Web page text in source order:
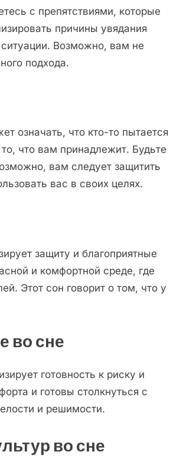
с препятствиями, которые
причины увядания
Возможно, вам не
подхода.
означать, что кто-то пытается
что вам принадлежит. Будьте
вам следует защитить
вас в своих целях.
защиту и благоприятные
и комфортной среде, где
Этот сон говорит о том, что у
во сне
готовность к риску и
и готовы столкнуться с
и решимости.
во сне